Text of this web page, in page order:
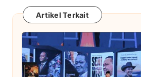
Artikel Terkait